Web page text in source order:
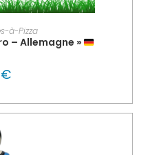
PANIER
à-Pizza
– Allemagne »
€